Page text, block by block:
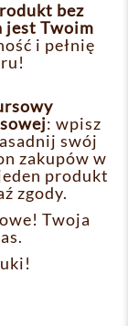
bez
jest Twoim
i pełnię
: wpisz
swój
zakupów w
produkt
zgody.
Twoja